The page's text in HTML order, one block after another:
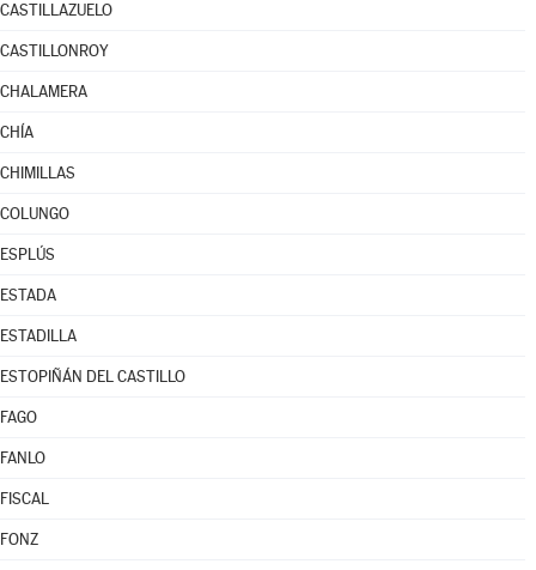
CASTILLAZUELO
CASTILLONROY
CHALAMERA
CHÍA
CHIMILLAS
COLUNGO
ESPLÚS
ESTADA
ESTADILLA
ESTOPIÑÁN DEL CASTILLO
FAGO
FANLO
FISCAL
FONZ